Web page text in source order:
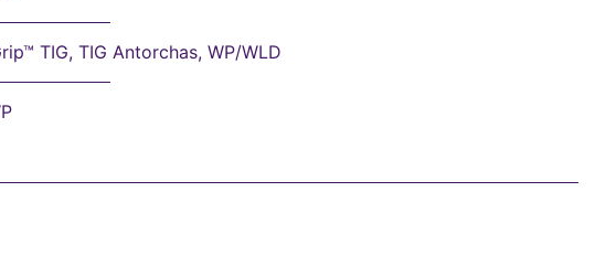
TIG,TIG Antorchas,WP/WLD